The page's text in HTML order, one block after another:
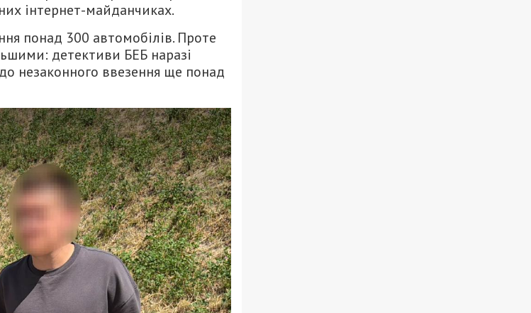
інтернет-майданчиках.
понад 300 автомобілів. Проте
детективи БЕБ наразі
незаконного ввезення ще понад